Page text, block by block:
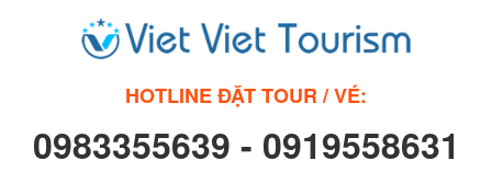
HOTLINE ĐẶT TOUR / VÉ:
0983355639 - 0919558631